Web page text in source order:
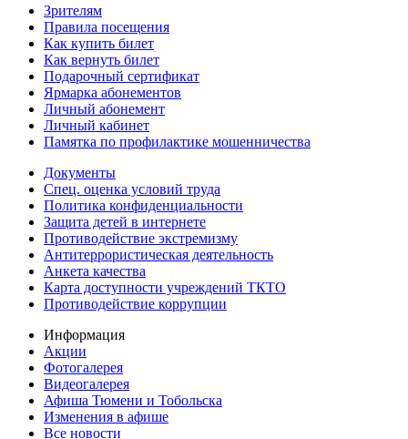
Зрителям
Правила посещения
Как купить билет
Как вернуть билет
Подарочный сертификат
Ярмарка абонементов
Личный абонемент
Личный кабинет
Памятка по профилактике мошенничества
Документы
Спец. оценка условий труда
Политика конфиденциальности
Защита детей в интернете
Противодействие экстремизму
Антитеррористическая деятельность
Анкета качества
Карта доступности учреждений ТКТО
Противодействие коррупции
Информация
Акции
Фотогалерея
Видеогалерея
Афиша Тюмени и Тобольска
Изменения в афише
Все новости